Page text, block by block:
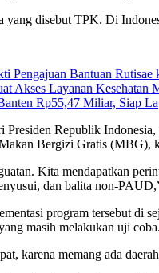
yang disebut TPK. Di
Pengajuan Bantuan
Akses Layanan Kesehatan
Rp55,47 Miliar, Siap
Republik
Bergizi Gratis
Kita mendapatkan
dan balita non-
program tersebut di
masih melakukan uji coba.
karena memang ada